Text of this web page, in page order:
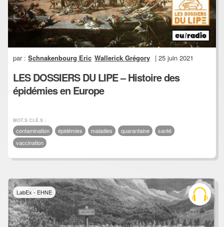
par :Schnakenbourg Eric Wallerick Grégory | 25 juin 2021
LES DOSSIERS DU LIPE – Histoire des
épidémies en Europe
MOT.S CLÉ.S :
contamination épidémies maladies quarantaine
santé
vaccination
LabEx - EHNE